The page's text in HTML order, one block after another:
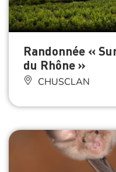
Randonnée «
du Rhône »
CHUSCLAN